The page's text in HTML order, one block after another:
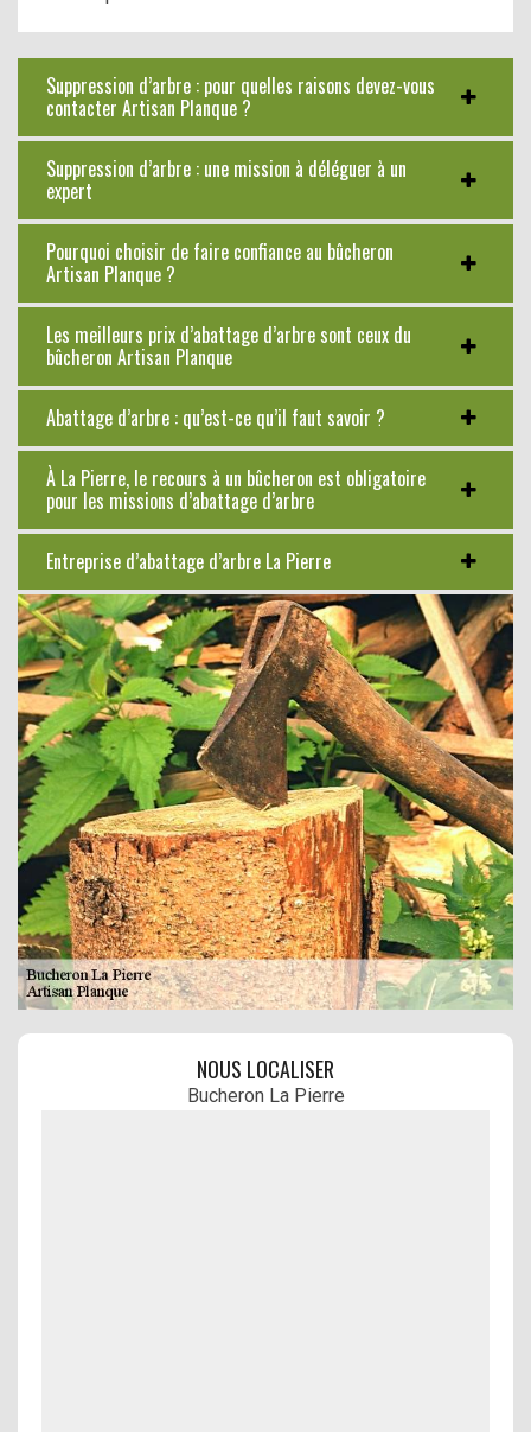
Suppression d’arbre : pour quelles raisons devez-vous
contacter Artisan Planque ?
Suppression d’arbre : une mission à déléguer à un
expert
Pourquoi choisir de faire confiance au bûcheron
Artisan Planque ?
Les meilleurs prix d’abattage d’arbre sont ceux du
bûcheron Artisan Planque
Abattage d’arbre : qu’est-ce qu’il faut savoir ?
À La Pierre, le recours à un bûcheron est obligatoire
pour les missions d’abattage d’arbre
Entreprise d’abattage d’arbre La Pierre
NOUS LOCALISER
Bucheron La Pierre